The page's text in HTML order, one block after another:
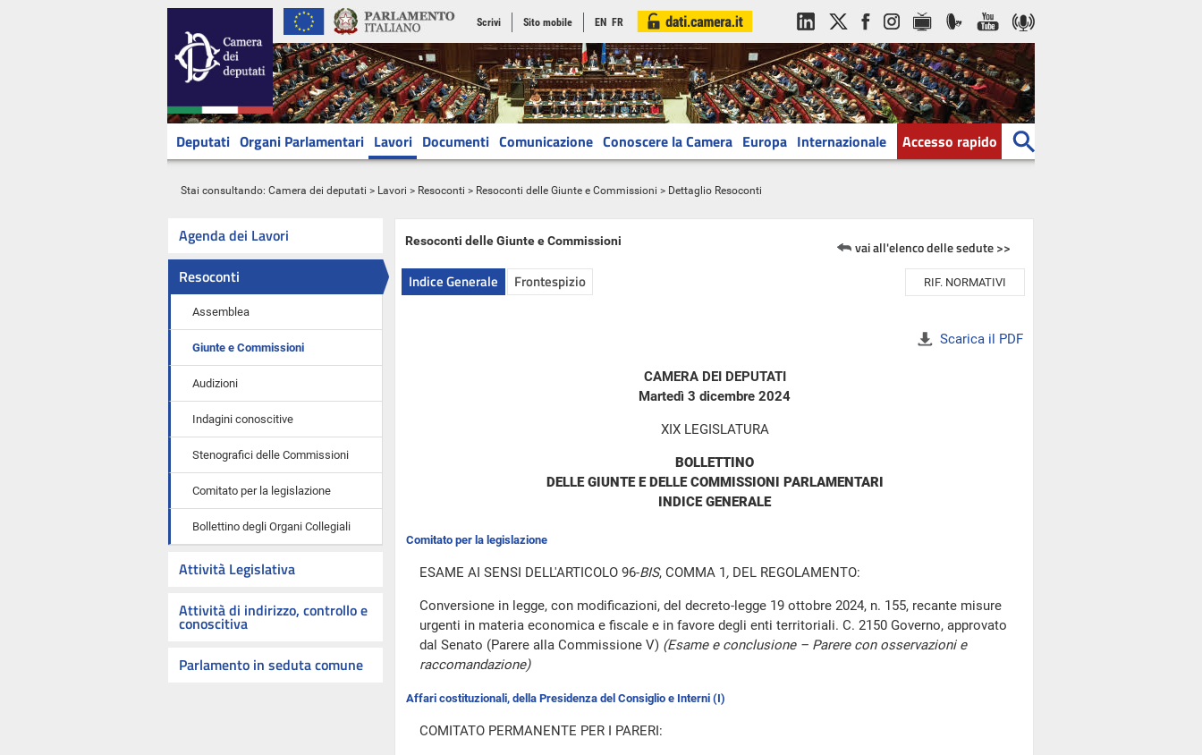
Scrivi Sito mobile EN FR
Deputati Organi Parlamentari Lavori Documenti Comunicazione Conoscere la Camera Europa Internazionale Accesso rapido
Stai consultando: Camera dei deputati > Lavori > Resoconti > Resoconti delle Giunte e Commissioni > Dettaglio Resoconti
Agenda dei Lavori
Resoconti
Assemblea
Giunte e Commissioni
Audizioni
Indagini conoscitive
Stenografici delle Commissioni
Comitato per la legislazione
Bollettino degli Organi Collegiali
Attività Legislativa
Attività di indirizzo, controllo e
conoscitiva
Parlamento in seduta comune
Resoconti delle Giunte e Commissioni vai all'elenco delle sedute >>
Indice Generale Frontespizio RIF. NORMATIVI
Scarica il PDF
CAMERA DEI DEPUTATI
Martedì 3 dicembre 2024
XIX LEGISLATURA
BOLLETTINO
DELLE GIUNTE E DELLE COMMISSIONI PARLAMENTARI
INDICE GENERALE
Comitato per la legislazione
ESAME AI SENSI DELL'ARTICOLO 96-BIS, COMMA 1, DEL REGOLAMENTO:
Conversione in legge, con modificazioni, del decreto-legge 19 ottobre 2024, n. 155, recante misure
urgenti in materia economica e fiscale e in favore degli enti territoriali. C. 2150 Governo, approvato
dal Senato (Parere alla Commissione V) (Esame e conclusione – Parere con osservazioni e
raccomandazione)
Affari costituzionali, della Presidenza del Consiglio e Interni (I)
COMITATO PERMANENTE PER I PARERI: